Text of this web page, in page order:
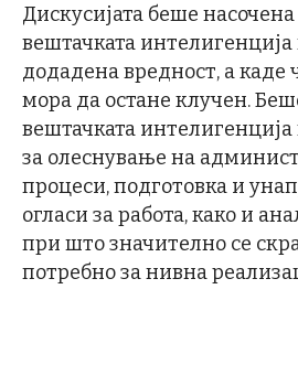
Дискусијата беше
вештачката
додадена вредност, а каде
мора да остане клучен.
вештачката интелигенција
за олеснување на
процеси, подготовка и
огласи за работа, како и
при што значително се
потребно за нивна